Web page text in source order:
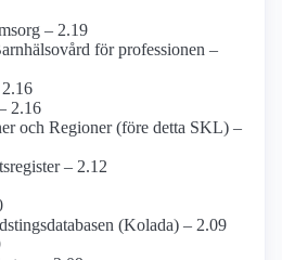
– 2.19
för professionen –
2.16
och Regioner (före detta SKL) –
– 2.12
(Kolada) – 2.09